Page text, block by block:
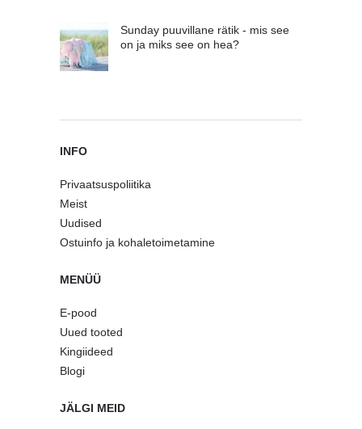
Sunday puuvillane rätik - mis see
on ja miks see on hea?
INFO
Privaatsuspoliitika
Meist
Uudised
Ostuinfo ja kohaletoimetamine
MENÜÜ
E-pood
Uued tooted
Kingiideed
Blogi
JÄLGI MEID